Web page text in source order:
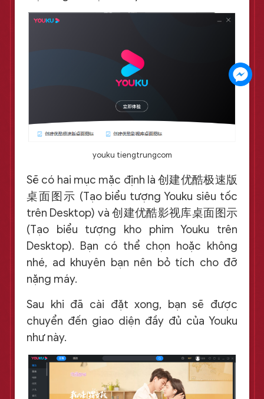
youku tiengtrungcom
Sẽ có hai mục mặc định là 创建优酷极速版
桌面图示 (Tạo biểu tượng Youku siêu tốc
trên Desktop) và 创建优酷影视库桌面图示
(Tạo biểu tượng kho phim Youku trên
Desktop). Bạn có thể chọn hoặc không
nhé, ad khuyên bạn nên bỏ tích cho đỡ
nặng máy.
Sau khi đã cài đặt xong, bạn sẽ được
chuyển đến giao diện đầy đủ của Youku
như này.